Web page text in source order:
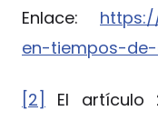
Enlace:
en-tiempos-
[2]
El artículo